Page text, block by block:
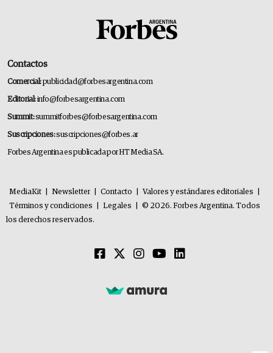
Contactos
Comercial:publicidad@forbesargentina.com
Editorial:info@forbesargentina.com
Summit:summitforbes@forbesargentina.com
Suscripciones:suscripciones@forbes.ar
Forbes Argentina es publicada por HT Media SA.
MediaKit Newsletter Contacto Valores y estándares editoriales
Términos y condiciones
Legales
© 2026. Forbes Argentina. Todos
los derechos reservados.